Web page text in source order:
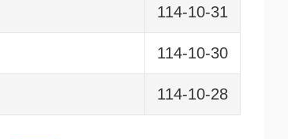
114-10-31
114-10-30
114-10-28